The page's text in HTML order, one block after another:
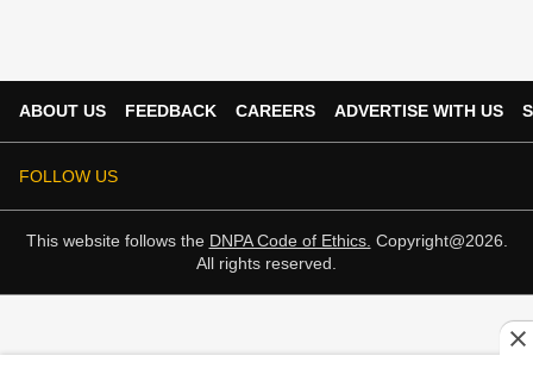
ABOUT US FEEDBACK CAREERS ADVERTISE WITH US
FOLLOW US
This website follows the DNPA Code of Ethics. Copyright@2026.
All rights reserved.